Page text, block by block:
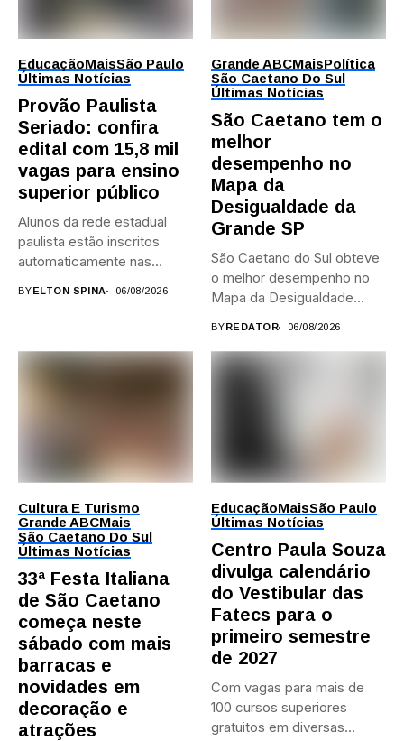
EducaçãoMaisSão Paulo
Últimas Notícias
Provão Paulista
Seriado: confira
edital com 15,8 mil
vagas para ensino
superior público
Alunos da rede estadual
paulista estão inscritos
automaticamente nas
BYELTON SPINA 06/08/2026
Grande ABCMaisPolítica
São Caetano Do Sul
Últimas Notícias
São Caetano tem o
melhor
desempenho no
Mapa da
Desigualdade da
Grande SP
São Caetano do Sul obteve
o melhor desempenho no
Mapa da Desigualdade...
BYREDATOR 06/08/2026
Cultura E Turismo
Grande ABCMais
São Caetano Do Sul
Últimas Notícias
33ª Festa Italiana
de São Caetano
começa neste
sábado com mais
barracas e
novidades em
decoração e
atrações
EducaçãoMaisSão Paulo
Últimas Notícias
Centro Paula Souza
divulga calendário
do Vestibular das
Fatecs para o
primeiro semestre
de 2027
Com vagas para mais de
100 cursos superiores
gratuitos em diversas